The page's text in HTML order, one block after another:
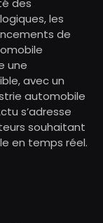
les
de
une
avec un
automobile
s’adresse
souhaitant
en temps réel.